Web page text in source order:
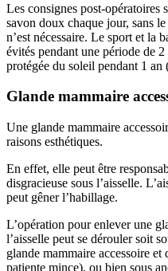
Les consignes post-opératoires
savon doux chaque jour, sans
n’est nécessaire. Le sport et la
évités pendant une période de
protégée du soleil pendant 1
Glande mammaire
Une glande mammaire
raisons esthétiques.
En effet, elle peut être
disgracieuse sous l’aisselle.
peut gêner l’habillage.
L’opération pour enlever une
l’aisselle peut se dérouler soit
glande mammaire accessoire
patiente mince), ou bien sous